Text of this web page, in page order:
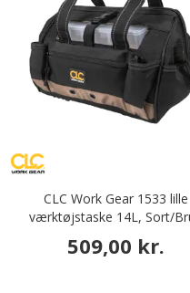
CLC Work Gear 1533 lille
værktøjstaske 14L, Sort/
509,00 kr.